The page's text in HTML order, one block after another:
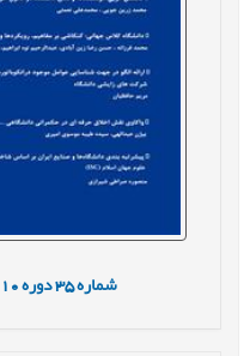
شماره35 دوره10